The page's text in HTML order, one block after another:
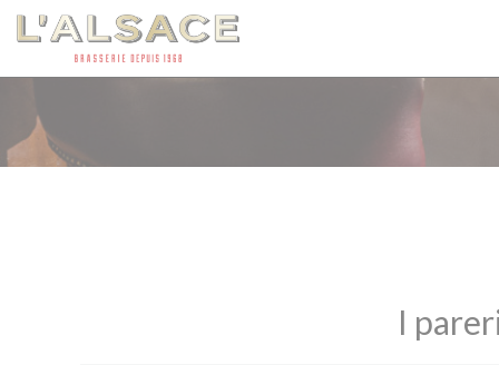
Personalizzazione delle tue scelte sui cookie
I